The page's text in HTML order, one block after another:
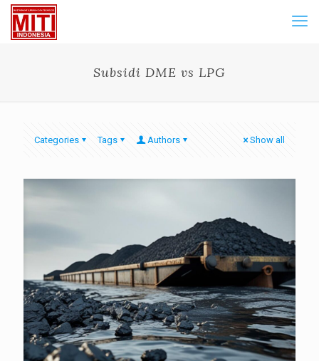
Subsidi DME vs LPG
Categories Tags Authors Show all